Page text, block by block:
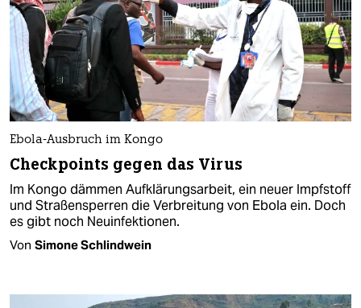
Ebola-Ausbruch im Kongo
Checkpoints gegen das Virus
Im Kongo dämmen Aufklärungsarbeit, ein neuer Impfstoff
und Straßensperren die Verbreitung von Ebola ein. Doch
es gibt noch Neuinfektionen.
Von Simone Schlindwein